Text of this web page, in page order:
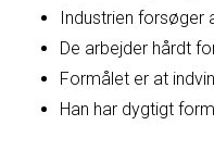
Industrien forsøger
De arbejder hårdt
Formålet er at
Han har dygtigt